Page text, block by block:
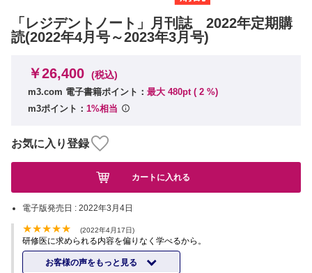
「レジデントノート」月刊誌 2022年定期購
読(2022年4月号～2023年3月号)
電子版発売日 : 2022年3月4日
(2022年4月17日)
研修医に求められる内容を偏りなく学べるから。
お客様の声をもっと見る
￥26,400 (税込)
m3.com 電子書籍ポイント： 最大 480pt ( 2 %)
m3ポイント： 1%相当
お気に入り登録
カートに入れる